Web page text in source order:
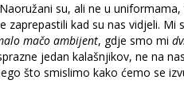
su, ali ne u
zaprepastili kad su nas vidjeli.
mačo ambijent, gdje smo mi
jedan kalašnjikov, ne na
što smislimo kako ćemo se